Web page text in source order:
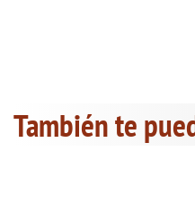
También te